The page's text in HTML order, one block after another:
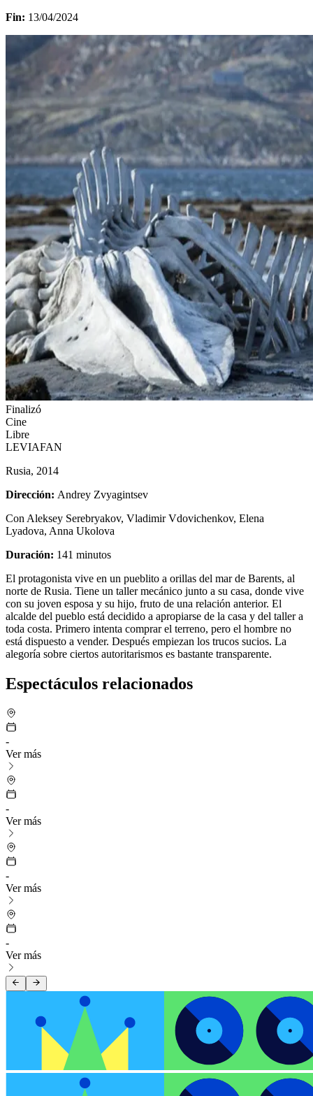
Fin: 13/04/2024
Finalizó
Cine
Libre
LEVIAFAN
Rusia, 2014
Dirección: Andrey Zvyagintsev
Con Aleksey Serebryakov, Vladimir Vdovichenkov, Elena
Lyadova, Anna Ukolova
Duración: 141 minutos
El protagonista vive en un pueblito a orillas del mar de Barents, al
norte de Rusia. Tiene un taller mecánico junto a su casa, donde vive
con su joven esposa y su hijo, fruto de una relación anterior. El
alcalde del pueblo está decidido a apropiarse de la casa y del taller a
toda costa. Primero intenta comprar el terreno, pero el hombre no
está dispuesto a vender. Después empiezan los trucos sucios. La
alegoría sobre ciertos autoritarismos es bastante transparente.
Espectáculos relacionados
-
Ver más
-
Ver más
-
Ver más
-
Ver más